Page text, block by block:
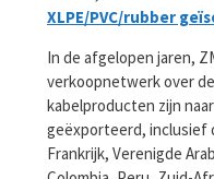
XLPE/PVC/rubber
In de afgelopen jaren,
verkoopnetwerk over
kabelproducten zijn
geëxporteerd, inclusief
Frankrijk, Verenigde